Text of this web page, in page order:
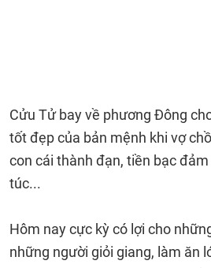
Cửu Tử bay về phương Đông
tốt đẹp của bản mệnh khi vợ
con cái thành đạn, tiền bạc
túc...
Hôm nay cực kỳ có lợi cho
những người giỏi giang, làm ăn